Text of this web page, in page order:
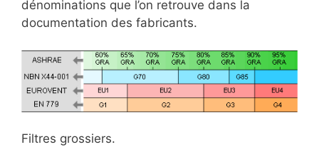
dénominations que l’on retrouve dans la
documentation des fabricants.
Filtres grossiers.